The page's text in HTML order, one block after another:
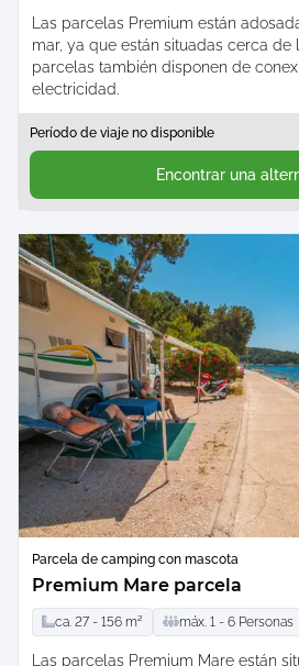
Las parcelas Premium están
mar, ya que están situadas cerca de
parcelas también disponen de
electricidad.
Período de viaje no disponible
Encontrar una
Parcela de camping con mascota
Premium Mare parcela
ca. 27 - 156 m² máx. 1 - 6 Personas
Las parcelas Premium Mare están